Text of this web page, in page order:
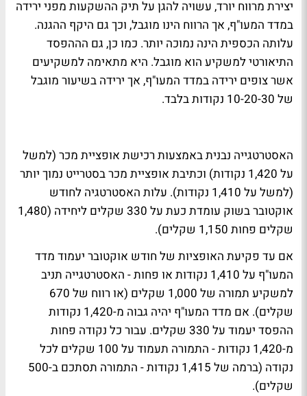
יצירת מרווח יורד, עשויה להגן על תיק ההשקעות מפני ירידה
במדד המעו"ף, אך הרווח הינו מוגבל, וכך גם היקף ההגנה.
עלותה הכספית הינה נמוכה יותר. כמו כן, גם הההפסד
התיאורטי למשקיע הוא מוגבל. היא מתאימה למשקיעים
אשר צופים ירידה במדד המעו"ף, אך ירידה בשיעור מוגבל
של 10-20-30 נקודות בלבד.
האסטרטגייה נבנית באמצעות רכישת אופציית מכר (למשל
על 1,420 נקודות) וכתיבת אופציית מכר בסטרייט נמוך יותר
(למשל על 1,410 נקודות). עלות האסטרטגיה לחודש
אוקטובר בשוק עומדת כעת על 330 שקלים ליחידה (1,480
שקלים פחות 1,150 שקלים).
אם עד פקיעת האופציות של חודש אוקטובר יעמוד מדד
המעו"ף על 1,410 נקודות או פחות - האסטרטגייה תניב
למשקיע תמורה של 1,000 שקלים (או רווח של 670
שקלים). אם מדד המעו"ף יהיה גבוה מ-1,420 נקודות
ההפסד יעמוד על 330 שקלים. עבור כל נקודה פחות
מ-1,420 נקודות - התמורה תעמוד על 100 שקלים לכל
נקודה (ברמה של 1,415 נקודות - התמורה תסתכם ב-500
שקלים).